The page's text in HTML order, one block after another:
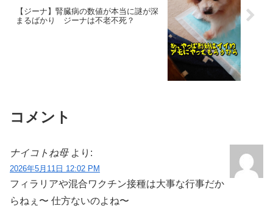
【ジーナ】腎臓病の数値が本当に謎が深
まるばかり ジーナは不老不死？
コメント
ナイコトね母 より:
2026年5月11日 12:02 PM
フィラリアや混合ワクチン接種は大事な行事だか
らねぇ〜 仕方ないのよね〜